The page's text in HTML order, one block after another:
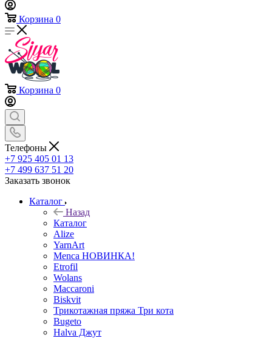
Корзина 0
Корзина 0
Телефоны
+7 925 405 01 13
+7 499 637 51 20
Заказать звонок
Каталог
Назад
Каталог
Alize
YarnArt
Menca НОВИНКА!
Etrofil
Wolans
Maccaroni
Biskvit
Трикотажная пряжа Три кота
Bugeto
Halva Джут